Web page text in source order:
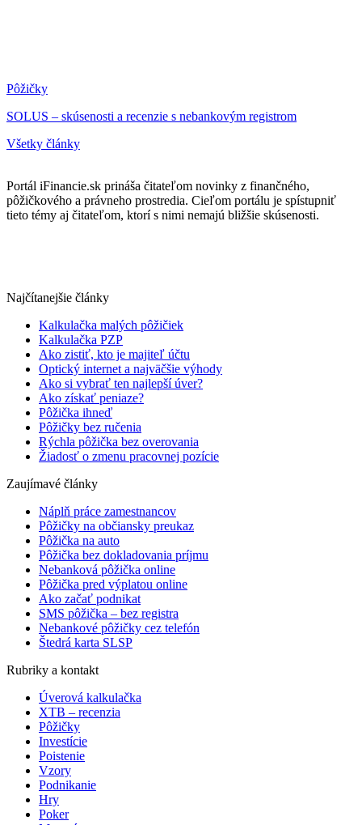
Pôžičky
SOLUS – skúsenosti a recenzie s nebankovým registrom
Všetky články
Portál iFinancie.sk prináša čitateľom novinky z finančného,
pôžičkového a právneho prostredia. Cieľom portálu je spístupniť
tieto témy aj čitateľom, ktorí s nimi nemajú bližšie skúsenosti.
Najčítanejšie články
Kalkulačka malých pôžičiek
Kalkulačka PZP
Ako zistiť, kto je majiteľ účtu
Optický internet a najväčšie výhody
Ako si vybrať ten najlepší úver?
Ako získať peniaze?
Pôžička ihneď
Pôžičky bez ručenia
Rýchla pôžička bez overovania
Žiadosť o zmenu pracovnej pozície
Zaujímavé články
Náplň práce zamestnancov
Pôžičky na občiansky preukaz
Pôžička na auto
Pôžička bez dokladovania príjmu
Nebanková pôžička online
Pôžička pred výplatou online
Ako začať podnikat
SMS pôžička – bez registra
Nebankové pôžičky cez telefón
Štedrá karta SLSP
Rubriky a kontakt
Úverová kalkulačka
XTB – recenzia
Pôžičky
Investície
Poistenie
Vzory
Podnikanie
Hry
Poker